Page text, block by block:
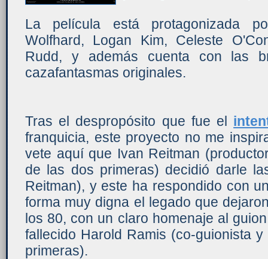
La película está protagonizada
Wolfhard, Logan Kim, Celeste
Rudd, y además cuenta con las
cazafantasmas originales.
Tras el despropósito que fue el
franquicia, este proyecto no me
vete aquí que Ivan Reitman
de las dos primeras) decidió darle
Reitman), y este ha respondido con
forma muy digna el legado que
los 80, con un claro homenaje al
fallecido Harold Ramis (co-guionista
primeras).